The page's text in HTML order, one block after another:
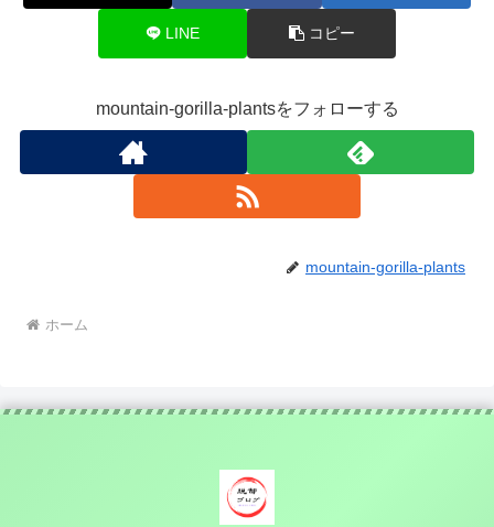
LINE コピー
mountain-gorilla-plantsをフォローする
mountain-gorilla-plants
ホーム